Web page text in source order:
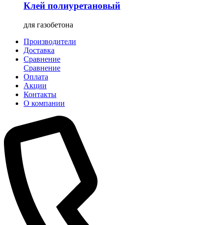
Клей полиуретановый
для газобетона
Производители
Доставка
Сравнение
Сравнение
Оплата
Акции
Контакты
О компании